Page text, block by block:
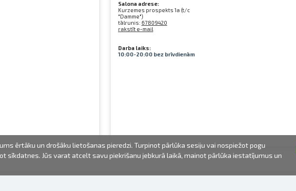
Salona adrese:
Kurzemes prospekts 1a (t/c
"Damme")
tālrunis: 67809420
rakstīt e-mail
Darba laiks:
10:00-20:00 bez brīvdienām
ērtāku un drošāku lietošanas pieredzi. Turpinot pārlūka sesiju vai nospiežot pogu
sīkdatnes. Jūs varat atcelt savu piekrišanu jebkurā laikā, mainot pārlūka iestatījumus un